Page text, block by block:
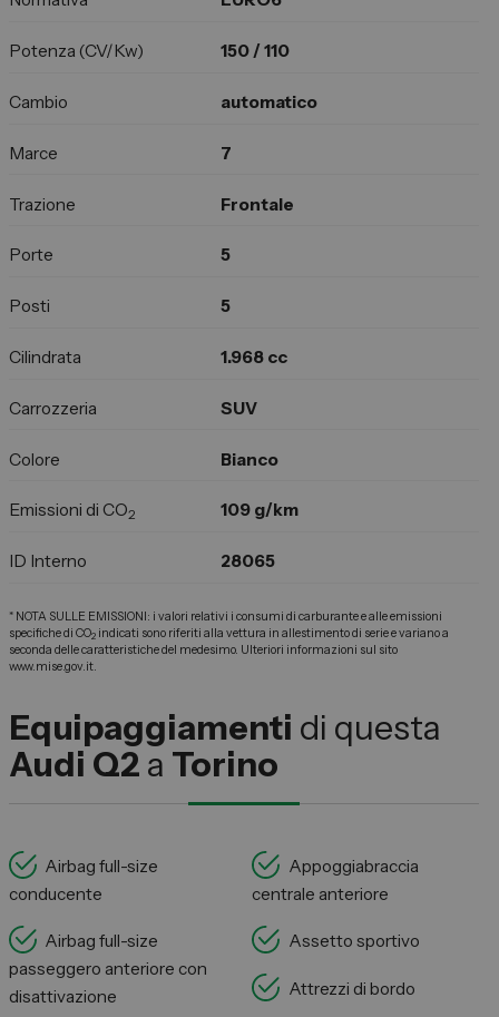
Potenza (CV/Kw) 150 / 110
Cambio automatico
Marce 7
Trazione Frontale
Porte 5
Posti 5
Cilindrata 1.968 cc
Carrozzeria SUV
Colore Bianco
Emissioni di CO2 109 g/km
ID Interno 28065
* NOTA SULLE EMISSIONI: i valori relativi i consumi di carburante e alle emissioni
specifiche di CO2indicati sono riferiti alla vettura in allestimento di serie e variano a
seconda delle caratteristiche del medesimo. Ulteriori informazioni sul sito
www.mise.gov.it.
Equipaggiamenti di questa
Audi Q2 a Torino
Airbag full-size
conducente
Airbag full-size
passeggero anteriore con
disattivazione
Appoggiabraccia
centrale anteriore
Assetto sportivo
Attrezzi di bordo